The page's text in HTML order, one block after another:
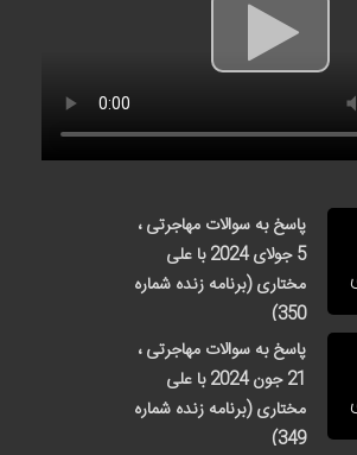
پاسخ به سوالات مهاجرتی ،
5 جولای 2024 با علی
مختاری (برنامه زنده شماره
350)
1 هفته قبل
پاسخ به سوالات مهاجرتی ،
21 جون 2024 با علی
مختاری (برنامه زنده شماره
349)